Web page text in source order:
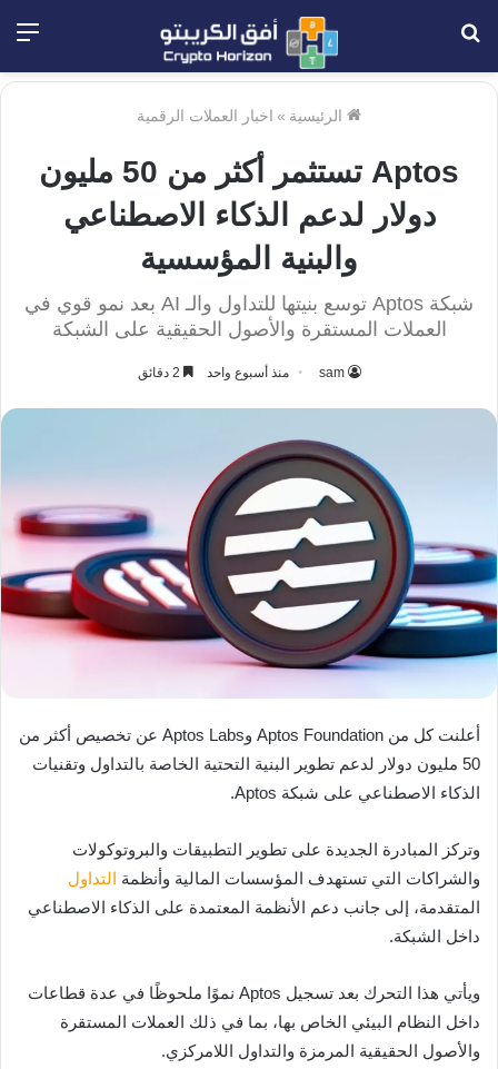
الرئيسية » اخبار العملات الرقمية
Aptos تستثمر أكثر من 50 مليون
دولار لدعم الذكاء الاصطناعي
والبنية المؤسسية
شبكة Aptos توسع بنيتها للتداول والـ AI بعد نمو قوي في
العملات المستقرة والأصول الحقيقية على الشبكة
sam منذ أسبوع واحد
أعلنت كل من Aptos Foundation وAptos Labs عن تخصيص أكثر من
50 مليون دولار لدعم تطوير البنية التحتية الخاصة بالتداول وتقنيات
الذكاء الاصطناعي على شبكة Aptos.
وتركز المبادرة الجديدة على تطوير التطبيقات والبروتوكولات
والشراكات التي تستهدف المؤسسات المالية وأنظمة التداول
المتقدمة، إلى جانب دعم الأنظمة المعتمدة على الذكاء الاصطناعي
داخل الشبكة.
ويأتي هذا التحرك بعد تسجيل Aptos نموًا ملحوظًا في عدة قطاعات
داخل النظام البيئي الخاص بها، بما في ذلك العملات المستقرة
والأصول الحقيقية المرمزة والتداول اللامركزي.